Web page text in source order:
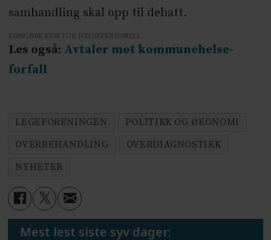
samhandling skal opp til debatt.
ANNONSE KUN FOR HELSEPERSONELL
Les også: Avtaler mot kommunehelse-
forfall
LEGEFORENINGEN
POLITIKK OG ØKONOMI
OVERBEHANDLING
OVERDIAGNOSTIKK
NYHETER
Mest lest siste syv dager: